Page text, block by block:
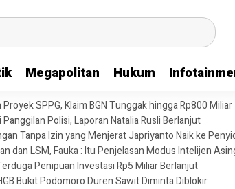
Megapolitan Hukum
SPPG, Klaim BGN Tunggak hingga Rp800 Miliar
Polisi, Laporan Natalia Rusli Berlanjut
Tanpa Izin yang Menjerat Japriyanto Naik ke
dan LSM, Fauka : Itu Penjelasan Modus Intelijen
Penipuan Investasi Rp5 Miliar Berlanjut
Bukit Podomoro Duren Sawit Diminta Diblokir